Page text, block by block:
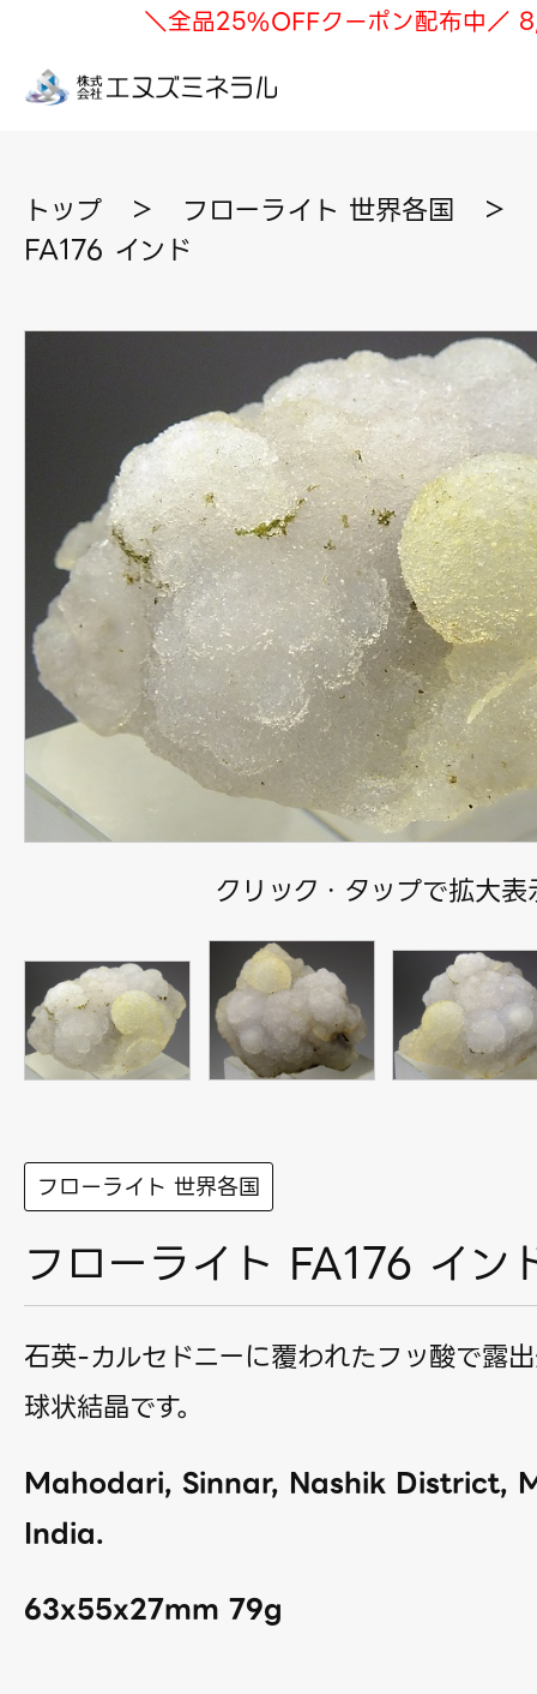
＼全品25%OFFクーポン配布中／
トップ ＞ フローライト 世界各国 ＞
FA176 インド
クリック・タップで拡大表
フローライト 世界各国
フローライト FA176 イン
石英-カルセドニーに覆われたフッ酸で露
球状結晶です。
Mahodari, Sinnar, Nashik District,
India.
63x55x27mm 79g